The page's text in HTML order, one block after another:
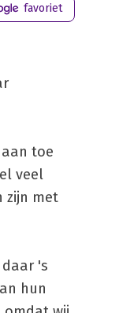
favoriet
toe
veel
zijn met
's
hun